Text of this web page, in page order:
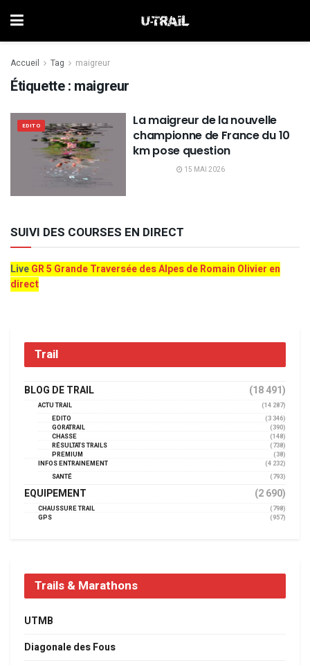
Accueil Tag maigreur
Étiquette : maigreur
EDITO
La maigreur de la nouvelle
championne de France du 10
km pose question
15 MAI 2026
SUIVI DES COURSES EN DIRECT
LiveGR 5 Grande Traversée des Alpes de Romain Olivier en
direct
Trail
BLOG DE TRAIL (18 491)
ACTU TRAIL
(14 287)
EDITO
(3 346)
GORATRAIL
(390)
CHASSE
(148)
RÉSULTATS TRAILS
(738)
PREMIUM
(38)
INFOS ENTRAINEMENT
(4 232)
SANTÉ
(793)
EQUIPEMENT (2 690)
CHAUSSURE TRAIL
(798)
GPS
(957)
Trails & Marathons
UTMB
Diagonale des Fous